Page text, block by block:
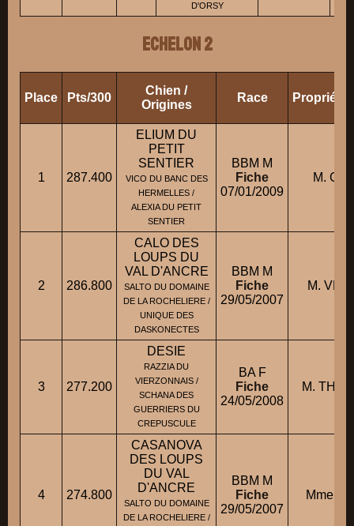
D'ORSY
ECHELON 2
Place Pts/300
Chien /
Origines
Race
1 287.400
ELIUM DU
PETIT
SENTIER
VICO DU BANC DES
HERMELLES /
ALEXIA DU PETIT
SENTIER
BBM M
Fiche
07/01/2009
M.
2 286.800
CALO DES
LOUPS DU
VAL D'ANCRE
SALTO DU DOMAINE
DE LA ROCHELIERE /
UNIQUE DES
DASKONECTES
BBM M
Fiche
29/05/2007
M.
3 277.200
DESIE
RAZZIA DU
VIERZONNAIS /
SCHANA DES
GUERRIERS DU
CREPUSCULE
BA F
Fiche
24/05/2008
M.
4 274.800
CASANOVA
DES LOUPS
DU VAL
D'ANCRE
SALTO DU DOMAINE
DE LA ROCHELIERE /
BBM M
Fiche
29/05/2007
Mme